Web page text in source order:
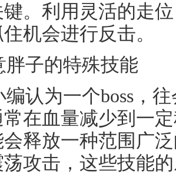
。利用灵活的走
机会进行反击。
胖子的特殊技能
编认为一个boss，
在血量减少到一
会释放一种范围广
攻击，这些技能